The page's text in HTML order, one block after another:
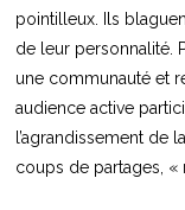
pointilleux. Ils
de leur personnalité.
une communauté et
audience active
l’agrandissement de
coups de partages, «